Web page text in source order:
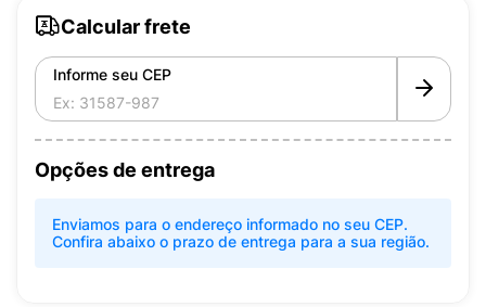
Calcular frete
Informe seu CEP
Opções de entrega
Enviamos para o endereço informado no seu CEP.
Confira abaixo o prazo de entrega para a sua região.